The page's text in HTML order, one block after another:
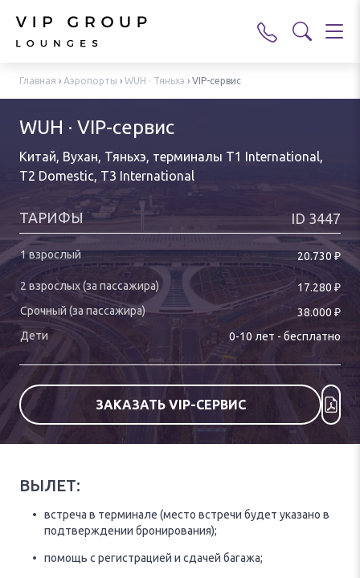
Главная › Аэропорты › WUH · Тяньхэ › VIP-сервис
WUH · VIP-сервис
Китай, Вухан, Тяньхэ, терминалы T1 International,
T2 Domestic, T3 International
ТАРИФЫ ID 3447
20.730₽
17.280 ₽
38.000 ₽
0-10лет - бесплатно
ЗАКАЗАТЬ VIP-СЕРВИС
ВЫЛЕТ:
встреча в терминале (место встречи будет указано в
подтверждении бронирования);
помощь с регистрацией и сдачей багажа;